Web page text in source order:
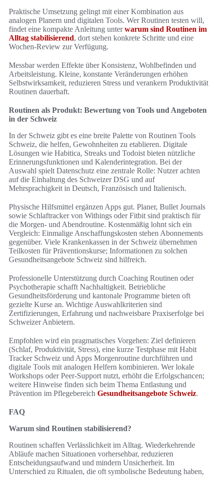
Praktische Umsetzung gelingt mit einer Kombination aus
analogen Planern und digitalen Tools. Wer Routinen testen will,
findet eine kompakte Anleitung unterwarum sind Routinen im
Alltag stabilisierend, dort stehen konkrete Schritte und eine
Wochen‑Review zur Verfügung.
Messbar werden Effekte über Konsistenz, Wohlbefinden und
Arbeitsleistung. Kleine, konstante Veränderungen erhöhen
Selbstwirksamkeit, reduzieren Stress und verankern Produktivität
Routinen dauerhaft.
Routinen als Produkt: Bewertung von Tools und Angeboten
in der Schweiz
In der Schweiz gibt es eine breite Palette von Routinen Tools
Schweiz, die helfen, Gewohnheiten zu etablieren. Digitale
Lösungen wie Habitica, Streaks und Todoist bieten nützliche
Erinnerungsfunktionen und Kalenderintegration. Bei der
Auswahl spielt Datenschutz eine zentrale Rolle: Nutzer achten
auf die Einhaltung des Schweizer DSG und auf
Mehrsprachigkeit in Deutsch, Französisch und Italienisch.
Physische Hilfsmittel ergänzen Apps gut. Planer, Bullet Journals
sowie Schlaftracker von Withings oder Fitbit sind praktisch für
die Morgen- und Abendroutine. Kostenmäßig lohnt sich ein
Vergleich: Einmalige Anschaffungskosten stehen Abonnements
gegenüber. Viele Krankenkassen in der Schweiz übernehmen
Teilkosten für Präventionskurse; Informationen zu solchen
Gesundheitsangebote Schweiz sind hilfreich.
Professionelle Unterstützung durch Coaching Routinen oder
Psychotherapie schafft Nachhaltigkeit. Betriebliche
Gesundheitsförderung und kantonale Programme bieten oft
gezielte Kurse an. Wichtige Auswahlkriterien sind
Zertifizierungen, Erfahrung und nachweisbare Praxiserfolge bei
Schweizer Anbietern.
Empfohlen wird ein pragmatisches Vorgehen: Ziel definieren
(Schlaf, Produktivität, Stress), eine kurze Testphase mit Habit
Tracker Schweiz und Apps Morgenroutine durchführen und
digitale Tools mit analogen Helfern kombinieren. Wer lokale
Workshops oder Peer-Support nutzt, erhöht die Erfolgschancen;
weitere Hinweise finden sich beim Thema Entlastung und
Prävention im Pflegebereich Gesundheitsangebote Schweiz.
FAQ
Warum sind Routinen stabilisierend?
Routinen schaffen Verlässlichkeit im Alltag. Wiederkehrende
Abläufe machen Situationen vorhersehbar, reduzieren
Entscheidungsaufwand und mindern Unsicherheit. Im
Unterschied zu Ritualen, die oft symbolische Bedeutung haben,